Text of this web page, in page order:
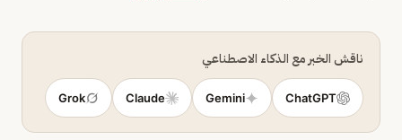
ناقش الخبر مع الذكاء الاصطناعي
ChatGPT
Gemini
Claude
Grok